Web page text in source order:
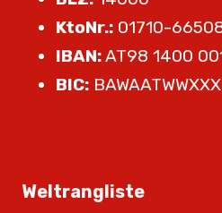
KtoNr.: 01710-
IBAN:AT98 1400
BIC: BAWAATWWXXX
Weltrangliste